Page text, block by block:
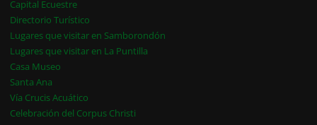
Capital Ecuestre
Directorio Turístico
Lugares que visitar en Samborondón
Lugares que visitar en La Puntilla
Casa Museo
Santa Ana
Vía Crucis Acuático
Celebración del Corpus Christi